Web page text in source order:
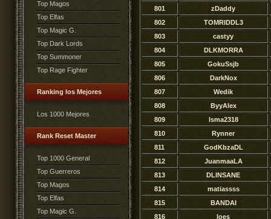
Top Magos
Top Elfas
Top Magic G.
Top Dark Lords
Top Summoner
Top Rage Fighter
Ranking los Mejores
Los 1000 Mejores
Rank Reset Master
Top 1000 General
Top Guerreros
Top Magos
Top Elfas
Top Magic G.
801
zDaddy
802
TOMRIDDL3
803
castyy
804
DLKMORRA
805
GokuSsjb
806
DarkNox
807
Wedik
808
ByyAlex
809
Isma2318
810
Rynner
811
GodKbzaDL
812
JuanmaaLA
813
DLINSANE
814
matiassss
815
BANDAI
816
loes